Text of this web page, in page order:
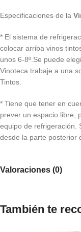
Especificaciones de la
* El sistema de
colocar arriba vinos
unos 6-8º.Se puede
Vinoteca trabaje a una
Tintos.
* Tiene que tener en
prever un espacio libre,
equipo de refrigeración.
desde la parte posterior
Valoraciones (0)
También te